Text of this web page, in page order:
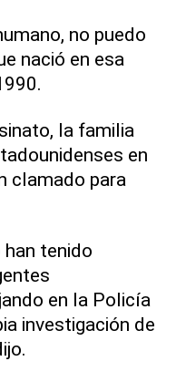
no puedo
nació en esa
la familia
en
clamado para
tenido
en la Policía
investigación de